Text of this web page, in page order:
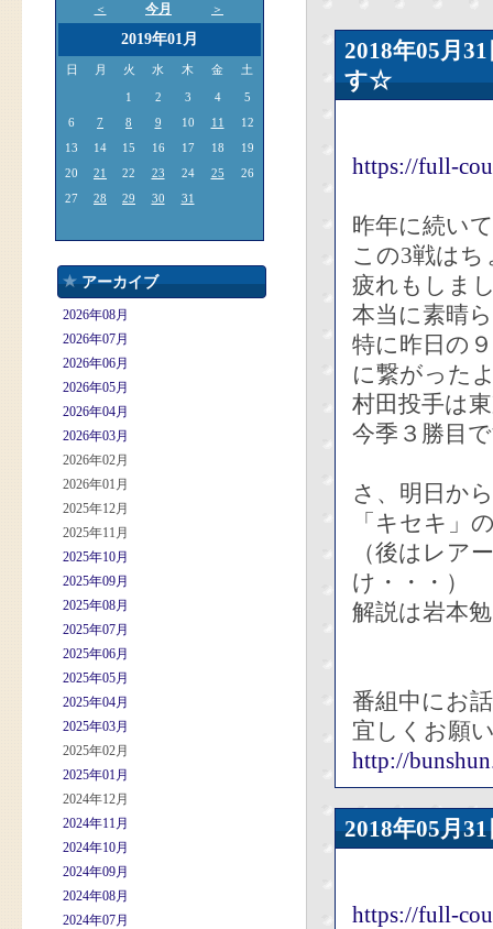
＜ 今月 ＞
2019年01月
日 月 火 水 木 金 土
1 2 3 4
5
6
7 8 9 10 11
12
13
14 15 16 17 18
19
20
21 22 23 24 25
26
27
28 29 30 31
アーカイブ
2026年08月
2026年07月
2026年06月
2026年05月
2026年04月
2026年03月
2026年02月
2026年01月
2025年12月
2025年11月
2025年10月
2025年09月
2025年08月
2025年07月
2025年06月
2025年05月
2025年04月
2025年03月
2025年02月
2025年01月
2024年12月
2024年11月
2024年10月
2024年09月
2024年08月
2024年07月
2018年05
す☆
https://full-
昨年に続い
この3戦は
疲れもしま
本当に素晴
特に昨日の
に繋がった
村田投手は
今季３勝目
さ、明日か
「キセキ」
（後はレア
け・・・）
解説は岩本
番組中にお
宜しくお願
http://
2018年05
https://full-